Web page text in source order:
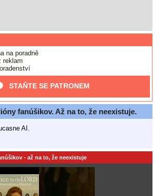
na poradně
reklam
STAŇTE SE PATRONEM
fanúšikov. Až na to, že neexistuje.
AI.
- až na to, že neexistuje